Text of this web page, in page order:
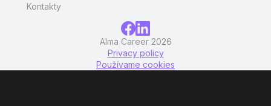
Kontakty
Alma Career 2026
Privacy policy
Používame cookies